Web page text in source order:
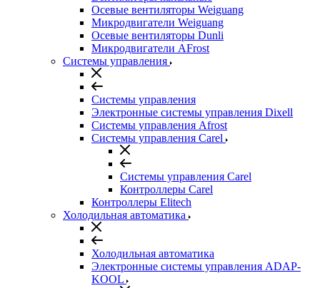
Осевые вентиляторы Weiguang
Микродвигатели Weiguang
Осевые вентиляторы Dunli
Микродвигатели AFrost
Системы управления
Системы управления
Электронные системы управления Dixell
Системы управления Afrost
Системы управления Carel
Системы управления Carel
Контроллеры Carel
Контроллеры Elitech
Холодильная автоматика
Холодильная автоматика
Электронные системы управления ADAP-
KOOL